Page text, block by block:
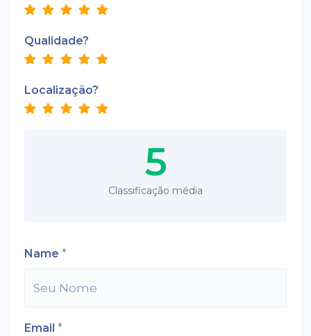
Qualidade?
Localização?
5
Classificação média
Name *
Email *